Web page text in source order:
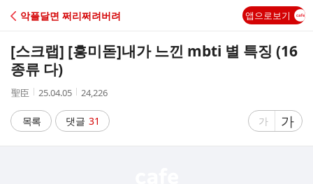
C
A
악플달면 쩌리쩌려버려 앱으로보기
[스크랩] [흥미돋]내가 느낀 mbti 별 특징 (16
종류 다)
작
자
聖臣
작
시
간
25.04.05
조
수
24,226
목록 댓글 31
글
가
글
자
가